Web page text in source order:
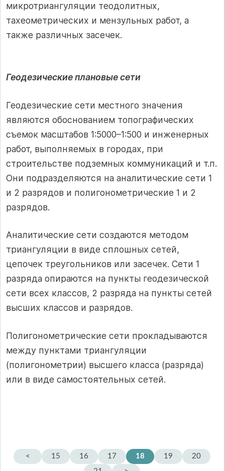
микротриангуляции теодолитных,
тахеометрических и мензульных работ, а
также различных засечек.
Геодезические плановые сети
Геодезические сети местного значения
являются обоснованием топографических
съемок масштабов 1:5000–1:500 и инженерных
работ, выполняемых в городах, при
строительстве подземных коммуникаций и т.п.
Они подразделяются на аналитические сети 1
и 2 разрядов и полигонометрические 1 и 2
разрядов.
Аналитические сети создаются методом
триангуляции в виде сплошных сетей,
цепочек треугольников или засечек. Сети 1
разряда опираются на пункты геодезической
сети всех классов, 2 разряда на пункты сетей
высших классов и разрядов.
Полигонометрические сети прокладываются
между пунктами триангуляции
(полигонометрии) высшего класса (разряда)
или в виде самостоятельных сетей.
< 15 16 17 18 19
20